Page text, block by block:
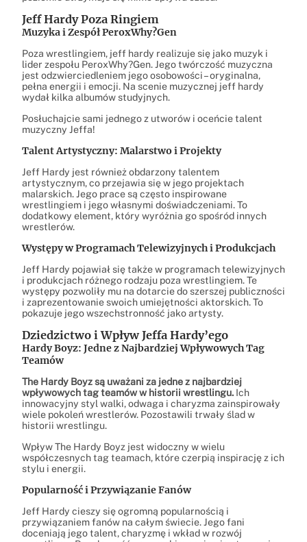
Jeff Hardy Poza Ringiem
Muzyka i Zespół PeroxWhy?Gen
Poza wrestlingiem, jeff hardy realizuje się jako muzyk i
lider zespołu PeroxWhy?Gen. Jego twórczość muzyczna
jest odzwierciedleniem jego osobowości – oryginalna,
pełna energii i emocji. Na scenie muzycznej jeff hardy
wydał kilka albumów studyjnych.
Posłuchajcie sami jednego z utworów i oceńcie talent
muzyczny Jeffa!
Talent Artystyczny: Malarstwo i Projekty
Jeff Hardy jest również obdarzony talentem
artystycznym, co przejawia się w jego projektach
malarskich. Jego prace są często inspirowane
wrestlingiem i jego własnymi doświadczeniami. To
dodatkowy element, który wyróżnia go spośród innych
wrestlerów.
Występy w Programach Telewizyjnych i Produkcjach
Jeff Hardy pojawiał się także w programach telewizyjnych
i produkcjach różnego rodzaju poza wrestlingiem. Te
występy pozwoliły mu na dotarcie do szerszej publiczności
i zaprezentowanie swoich umiejętności aktorskich. To
pokazuje jego wszechstronność jako artysty.
Dziedzictwo i Wpływ Jeffa Hardy’ego
Hardy Boyz: Jedne z Najbardziej Wpływowych Tag
Teamów
The Hardy Boyz są uważani za jedne z najbardziej
wpływowych tag teamów w historii wrestlingu. Ich
innowacyjny styl walki, odwaga i charyzma zainspirowały
wiele pokoleń wrestlerów. Pozostawili trwały ślad w
historii wrestlingu.
Wpływ The Hardy Boyz jest widoczny w wielu
współczesnych tag teamach, które czerpią inspirację z ich
stylu i energii.
Popularność i Przywiązanie Fanów
Jeff Hardy cieszy się ogromną popularnością i
przywiązaniem fanów na całym świecie. Jego fani
doceniają jego talent, charyzmę i wkład w rozwój